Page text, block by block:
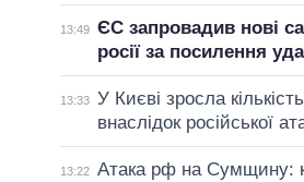
13:49 ЄС запровадив нові
росії за посилення
13:33 У Києві зросла
внаслідок російської
13:22 Атака рф на Сумщину: